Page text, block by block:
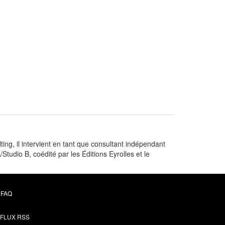
il intervient en tant que consultant indépendant
B, coédité par les Éditions Eyrolles et le
FAQ
FLUX RSS